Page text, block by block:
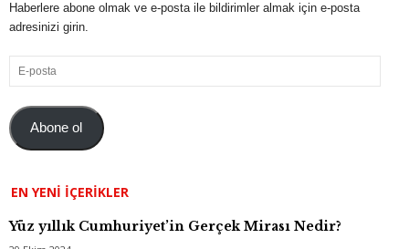
Haberlere abone olmak ve e-posta ile bildirimler almak için e-posta
adresinizi girin.
E-
posta
Abone ol
EN YENI İÇERIKLER
Yüz yıllık Cumhuriyet’in Gerçek Mirası Nedir?